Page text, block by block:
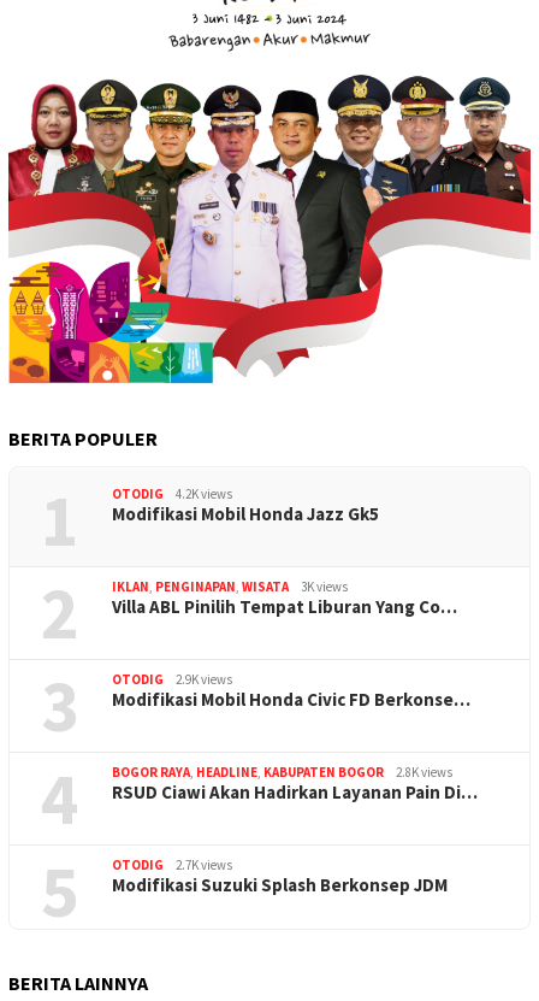
BERITA POPULER
1 OTODIG 4.2K views
Modifikasi Mobil Honda Jazz Gk5
2 IKLAN, PENGINAPAN, WISATA 3K views
Villa ABL Pinilih Tempat Liburan Yang Co…
3 OTODIG 2.9K views
Modifikasi Mobil Honda Civic FD Berkonse…
4 BOGOR RAYA, HEADLINE, KABUPATEN BOGOR 2.8K views
RSUD Ciawi Akan Hadirkan Layanan Pain Di…
5 OTODIG 2.7K views
Modifikasi Suzuki Splash Berkonsep JDM
BERITA LAINNYA